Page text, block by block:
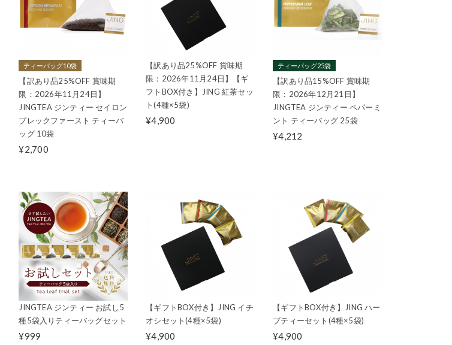
ティーバッグ10袋
【訳あり品25%OFF 賞味期
限：2026年11月24日】
JINGTEA ジンティー セイロン
ブレックファースト ティーバ
ッグ 10袋
¥2,700
【訳あり品25%OFF 賞味期
限：2026年11月24日】【ギ
フトBOX付き】JING 紅茶セッ
ト(4種×5袋)
¥4,900
ティーバッグ25袋
【訳あり品15%OFF 賞味期
限：2026年12月21日】
JINGTEA ジンティー ペパーミ
ント ティーバッグ 25袋
¥4,212
JINGTEA ジンティー お試し5
種5袋入りティーバッグセット
¥999
【ギフトBOX付き】JING イチ
オシセット(4種×5袋)
¥4,900
【ギフトBOX付き】JING ハー
ブティーセット(4種×5袋)
¥4,900